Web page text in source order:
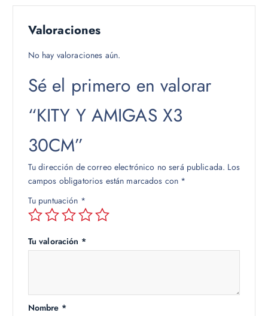
Valoraciones
No hay valoraciones aún.
Sé el primero en valorar
“KITY Y AMIGAS X3
30CM”
Tu dirección de correo electrónico no será publicada. Los
campos obligatorios están marcados con *
Tu puntuación *
Tu valoración *
Nombre *